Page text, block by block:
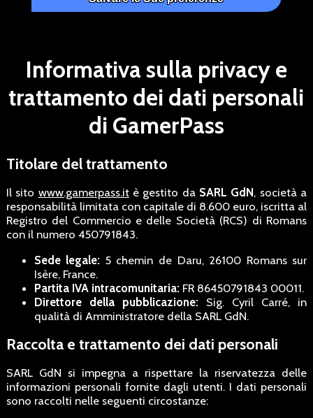
Informativa sulla privacy e
trattamento dei dati personali
di GamerPass
Titolare del trattamento
Il sito www.gamerpass.itè gestito da SARL GdN, società a
responsabilità limitata con capitale di 8.600 euro, iscritta al
Registro del Commercio e delle Società (RCS) di Romans
con il numero 450791843.
Sede legale: 5 chemin de Daru, 26100 Romans sur
Isère, France.
Partita IVA intracomunitaria:FR 86450791843 00011.
Direttore della pubblicazione:Sig. Cyril Carré, in
qualità di Amministratore della SARL GdN.
Raccolta e trattamento dei dati personali
SARL GdN si impegna a rispettare la riservatezza delle
informazioni personali fornite dagli utenti. I dati personali
sono raccolti nelle seguenti circostanze: